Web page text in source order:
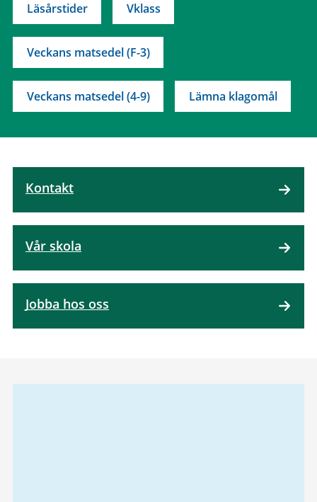
Läsårstider Vklass
Veckans matsedel (F-3)
Veckans matsedel (4-9) Lämna klagomål
Kontakt
Vår skola
Jobba hos oss